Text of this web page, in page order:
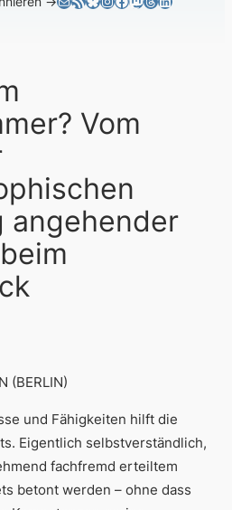
Vom
angehender
(BERLIN)
und Fähigkeiten hilft die
Eigentlich selbstverständlich,
fachfremd erteiltem
betont werden – ohne dass